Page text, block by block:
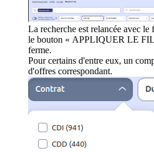
La recherche est relancée avec
le bouton « APPLIQUER LE
ferme.
Pour certains d'entre eux, un
d'offres correspondant.